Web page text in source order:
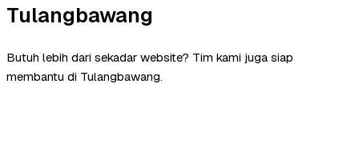
Tulangbawang
Butuh lebih dari sekadar website? Tim kami juga siap
membantu di Tulangbawang.